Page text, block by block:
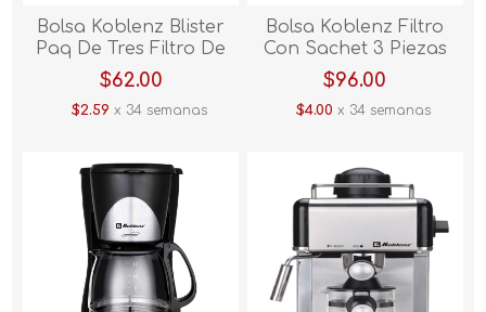
Bolsa Koblenz Blister
Paq De Tres Filtro De
Repuesto V/E.
$62.00
$2.59 x 34 semanas
Bolsa Koblenz Filtro
Con Sachet 3 Piezas
V/E.
$96.00
$4.00 x 34 semanas